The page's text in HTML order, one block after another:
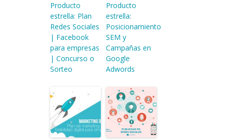
Producto
estrella: Plan
Redes Sociales
| Facebook
para empresas
| Concurso o
Sorteo
Producto
estrella:
Posicionamiento
SEM y
Campañas en
Google
Adwords